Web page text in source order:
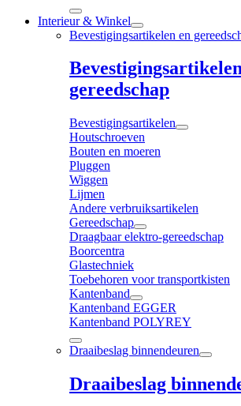
Interieur & Winkel
Bevestigingsartikelen en
gereedschap
Bevestigingsartikelen
Houtschroeven
Bouten en moeren
Pluggen
Wiggen
Lijmen
Andere verbruiksartikelen
Gereedschap
Draagbaar elektro-gereedschap
Boorcentra
Glastechniek
Toebehoren voor transportkisten
Kantenband
Kantenband EGGER
Kantenband POLYREY
Draaibeslag binnendeuren
Draaibeslag